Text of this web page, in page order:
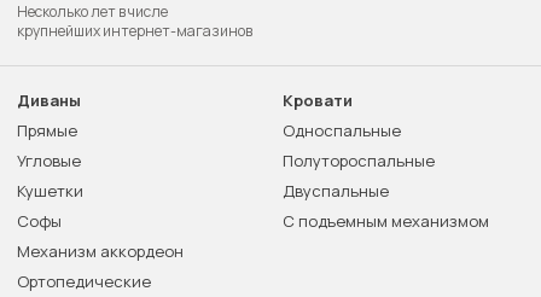
Несколько лет в числе
крупнейших интернет-магазинов
Диваны
Прямые
Угловые
Кушетки
Софы
Механизм аккордеон
Ортопедические
Кровати
Односпальные
Полутороспальные
Двуспальные
С подъемным механизмом